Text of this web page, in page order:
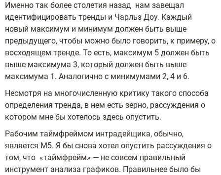
Именно так более столетия назад нам завещал
идентифицировать тренды и Чарльз Доу. Каждый
новый максимум и минимум должен быть выше
предыдущего, чтобы можно было говорить, к примеру, о
восходящем тренде. То есть, максимум 5 должен быть
выше максимума 3, который должен быть выше
максимума 1. Аналогично с минимумами 2, 4 и 6.
Несмотря на многочисленную критику такого способа
определения тренда, в нем есть зерно, рассуждения о
котором мне бы хотелось здесь опустить.
Рабочим таймфреймом интрадейщика, обычно,
является М5. Я бы снова хотел опустить рассуждения о
том, что «таймфрейм» — не совсем правильный
инструмент анализа графиков. Правильнее было бы